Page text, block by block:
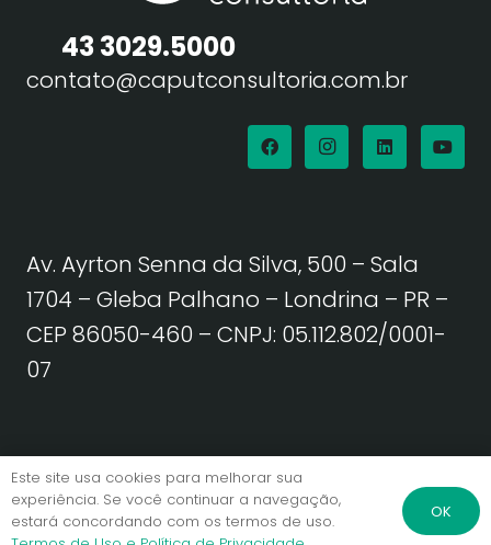
43 3029.5000
contato@caputconsultoria.com.br
Av. Ayrton Senna da Silva, 500 – Sala
1704 – Gleba Palhano – Londrina – PR –
CEP 86050-460 – CNPJ: 05.112.802/0001-
07
Política de Privacidade | Termos de Uso
© Caput Consultoria. Todos os direitos reservados.
Este site usa cookies para melhorar sua
experiência. Se você continuar a navegação,
estará concordando com os termos de uso.
OK